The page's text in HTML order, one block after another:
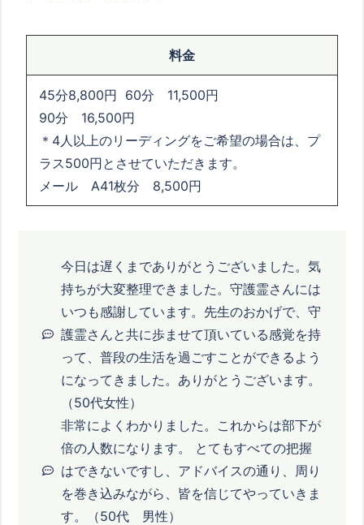
料金
45分8,800円 60分 11,500円
90分 16,500円
＊4人以上のリーディングをご希望の場合は、プ
ラス500円とさせていただきます。
メール A41枚分 8,500円
今日は遅くまでありがとうございました。気
持ちが大変整理できました。守護霊さんには
いつも感謝しています。先生のおかげで、守
護霊さんと共に歩ませて頂いている感覚を持
って、普段の生活を過ごすことができるよう
になってきました。ありがとうございます。
（50代女性）
非常によくわかりました。これからは部下が
倍の人数になります。 とてもすべての把握
はできないですし、アドバイスの通り、周り
を巻き込みながら、皆を信じてやっていきま
す。（50代 男性）